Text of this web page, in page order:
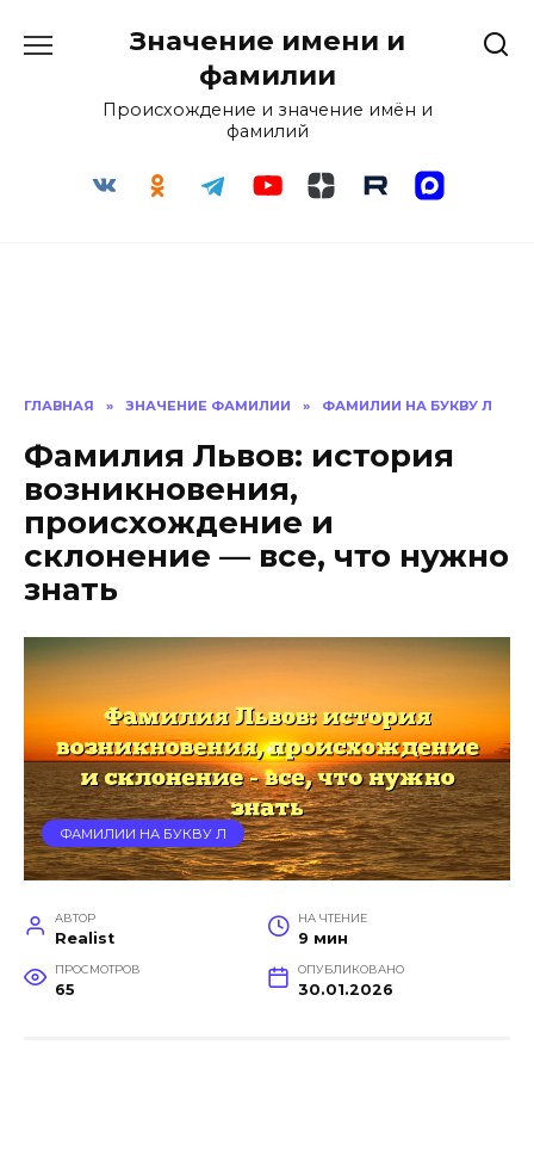
Значение имени и
фамилии
Происхождение и значение имён и
фамилий
ГЛАВНАЯ » ЗНАЧЕНИЕ ФАМИЛИИ » ФАМИЛИИ НА БУКВУ Л
Фамилия Львов: история
возникновения,
происхождение и
склонение — все, что нужно
знать
ФАМИЛИИ НА БУКВУ Л
АВТОР
Realist
НА ЧТЕНИЕ
9 мин
ПРОСМОТРОВ
65
ОПУБЛИКОВАНО
30.01.2026